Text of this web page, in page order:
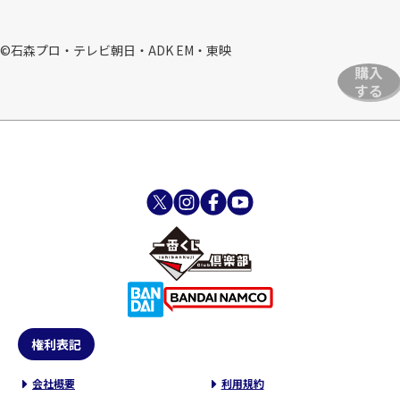
©石森プロ・テレビ朝日・ADK EM・東映
購入
する
権利表記
会社概要 利用規約